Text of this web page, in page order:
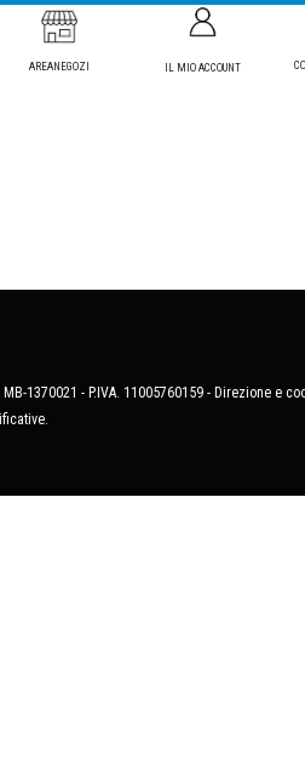
AREANEGOZI IL MIO ACCOUNT
1370021 - P.IVA. 11005760159 - Direzione e